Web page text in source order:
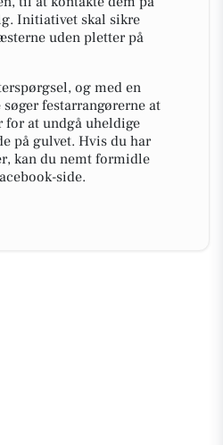
Initiativet skal sikre
uden pletter på
og med en
festarrangørerne at
at undgå uheldige
på gulvet. Hvis du har
kan du nemt formidle
side.